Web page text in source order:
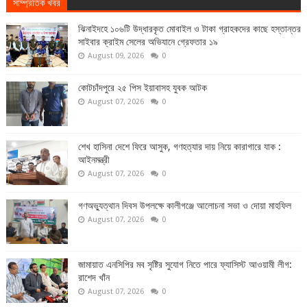
ঝিনাইদহে ১০৬টি উদ্ধারকৃত মোবাইল ও টাকা গ্রাহকদের কাছে হস্তান্তর
সাইবার ক্রাইম সেলের অভিযানে গ্রেফতার ১৯
August 09, 2026 0
কোটচাঁদপুরে ২৫ পিস ইয়াবাসহ যুবক আটক
August 07, 2026 0
শেখ হাসিনা দেশে ফিরে আসুক, গণহত্যার দায় নিয়ে কারাগারে যাক :
আইনমন্ত্রী
August 07, 2026 0
গণঅভ্যুত্থান দিবস উপলক্ষে কালীগঞ্জে আলোচনা সভা ও দোয়া মাহফিল
August 07, 2026 0
জামায়াত এনসিপির মব সৃষ্টির সুযোগ নিতে পারে ফ্যাসিস্ট আওয়ামী লীগ:
রাশেদ খাঁন
August 07, 2026 0